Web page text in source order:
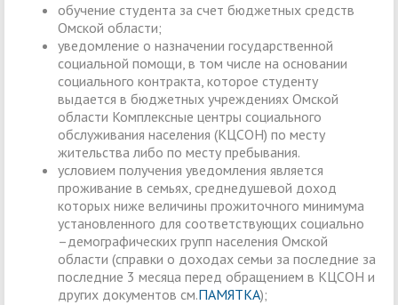
обучение студента за счет бюджетных средств
Омской области;
уведомление о назначении государственной
социальной помощи, в том числе на основании
социального контракта, которое студенту
выдается в бюджетных учреждениях Омской
области Комплексные центры социального
обслуживания населения (КЦСОН) по месту
жительства либо по месту пребывания.
условием получения уведомления является
проживание в семьях, среднедушевой доход
которых ниже величины прожиточного минимума
установленного для соответствующих социально
–демографических групп населения Омской
области (справки о доходах семьи за последние за
последние 3 месяца перед обращением в КЦСОН и
других документов см.ПАМЯТКА);